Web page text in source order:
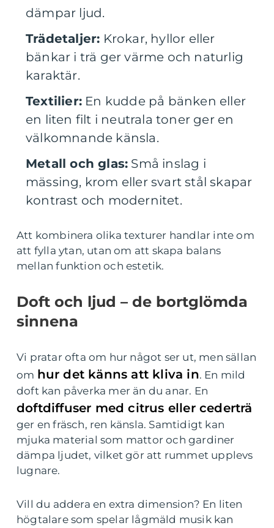
dämpar ljud.
Trädetaljer: Krokar, hyllor eller
bänkar i trä ger värme och naturlig
karaktär.
Textilier: En kudde på bänken eller
en liten filt i neutrala toner ger en
välkomnande känsla.
Metall och glas: Små inslag i
mässing, krom eller svart stål skapar
kontrast och modernitet.
Att kombinera olika texturer handlar inte om
att fylla ytan, utan om att skapa balans
mellan funktion och estetik.
Doft och ljud – de bortglömda
sinnena
Vi pratar ofta om hur något ser ut, men sällan
om hur det känns att kliva in. En mild
doft kan påverka mer än du anar. En
doftdiffuser med citrus eller cederträ
ger en fräsch, ren känsla. Samtidigt kan
mjuka material som mattor och gardiner
dämpa ljudet, vilket gör att rummet upplevs
lugnare.
Vill du addera en extra dimension? En liten
högtalare som spelar lågmäld musik kan